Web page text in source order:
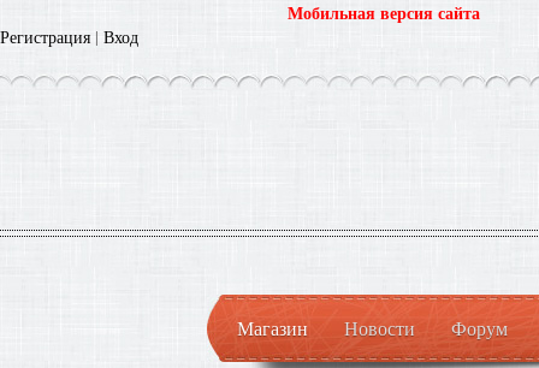
Мобильная версия сайта
Регистрация| Вход
Магазин Новости Форум